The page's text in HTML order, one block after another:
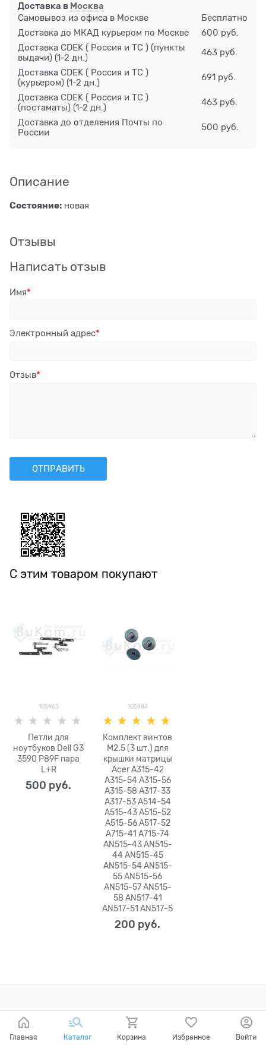
Доставка в Москва
Самовывоз из офиса в Москве
Бесплатно
Доставка до МКАД курьером по Москве
600 руб.
Доставка CDEK ( Россия и ТС ) (пункты
выдачи) (1-2 дн.)
463 руб.
Доставка CDEK ( Россия и ТС )
(курьером) (1-2 дн.)
691 руб.
Доставка CDEK ( Россия и ТС )
(постаматы) (1-2 дн.)
463 руб.
Доставка до отделения Почты по
России
500 руб.
Описание
Состояние: новая
Отзывы
Написать отзыв
Имя
Электронный адрес
Отзыв
С этим товаром покупают
105963
Петли для
ноутбуков Dell G3
3590 P89F пара
L+R
500 руб.
105984
Комплект винтов
M2.5 (3 шт.) для
крышки матрицы
Acer A315-42
A315-54 A315-56
A315-58 A317-33
A317-53 A514-54
A515-43 A515-52
A515-56 A517-52
A715-41 A715-74
AN515-43 AN515-
44 AN515-45
AN515-54 AN515-
55 AN515-56
AN515-57 AN515-
58 AN517-41
AN517-51 AN517-5
200 руб.
Главная Каталог Корзина Избранное Войти